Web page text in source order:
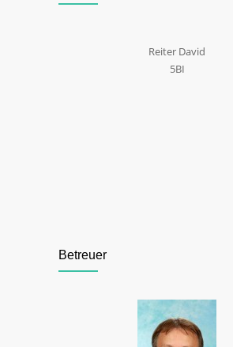
Reiter David
5BI
Betreuer